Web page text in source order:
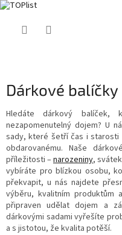
Dárkové balíčky
Hledáte dárkový balíček,
nezapomenutelný dojem? U
sady, které šetří čas i starosti
obdarovanému. Naše
příležitosti –narozeniny,
vybíráte pro blízkou osobu,
překvapit, u nás najdete
výběru, kvalitním produktům
připraven udělat dojem a
dárkovými sadami vyřešíte
a s jistotou, že kvalita potěší.